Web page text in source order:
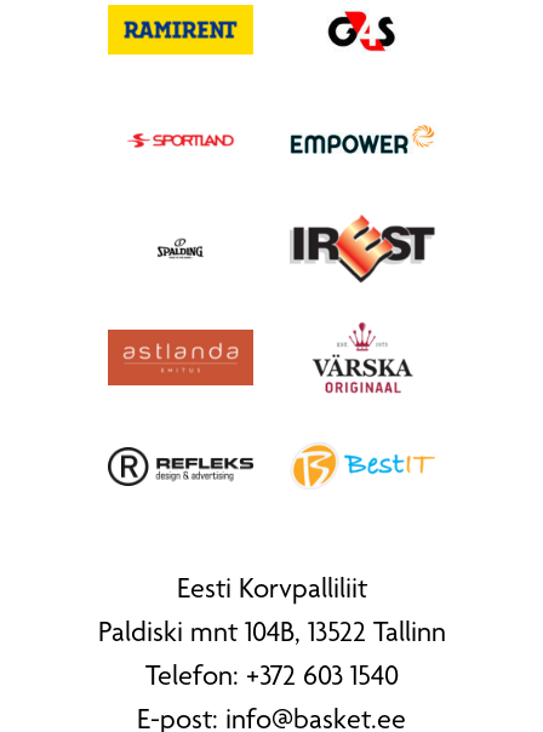
Eesti Korvpalliliit
Paldiski mnt 104B, 13522 Tallinn
Telefon: +372 603 1540
E-post: info@basket.ee